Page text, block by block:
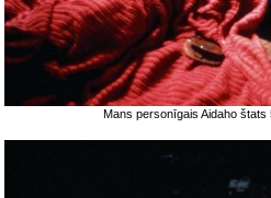
Mans personīgais Aidaho štats